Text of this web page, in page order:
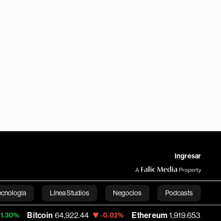
Ingresar
Línea Studios Negocios Podcasts
English
64,922.44 -0.02% Ethereum 1,919.653 +0.30%